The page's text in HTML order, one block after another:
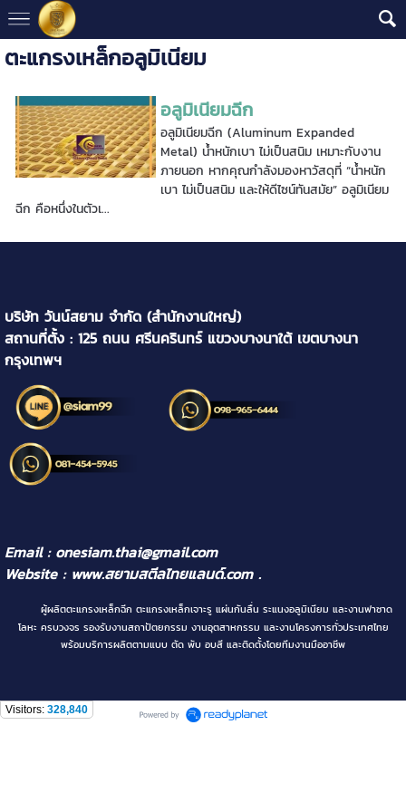
ตะแกรงเหล็กอลูมิเนียม
อลูมิเนียมฉีก
อลูมิเนียมฉีก (Aluminum Expanded
Metal) น้ำหนักเบา ไม่เป็นสนิม เหมาะกับงาน
ภายนอก หากคุณกำลังมองหาวัสดุที่ “น้ำหนัก
เบา ไม่เป็นสนิม และให้ดีไซน์ทันสมัย” อลูมิเนียม
ฉีก คือหนึ่งในตัวเ...
บริษัท วันน์สยาม จำกัด (สำนักงานใหญ่)
สถานที่ตั้ง : 125 ถนน ศรีนครินทร์ แขวงบางนาใต้ เขตบางนา
กรุงเทพฯ
Email : onesiam.thai@gmail.com
Website : www.สยามสตีลไทยแลนด์.com.
ผู้ผลิตตะแกรงเหล็กฉีก ตะแกรงเหล็กเจาะรู แผ่นกันลื่น ระแนงอลูมิเนียม และงานฟาซาด
โลหะ ครบวงจร รองรับงานสถาปัตยกรรม งานอุตสาหกรรม และงานโครงการทั่วประเทศไทย
พร้อมบริการผลิตตามแบบ ตัด พับ อบสี และติดตั้งโดยทีมงานมืออาชีพ
Visitors: 328,840